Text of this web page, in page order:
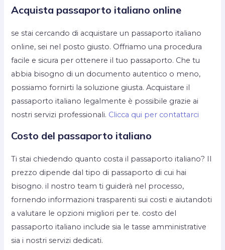
Acquista passaporto italiano online
se stai cercando di acquistare un passaporto italiano
online, sei nel posto giusto. Offriamo una procedura
facile e sicura per ottenere il tuo passaporto. Che tu
abbia bisogno di un documento autentico o meno,
possiamo fornirti la soluzione giusta. Acquistare il
passaporto italiano legalmente è possibile grazie ai
nostri servizi professionali. Clicca qui per contattarci
Costo del passaporto italiano
Ti stai chiedendo quanto costa il passaporto italiano? Il
prezzo dipende dal tipo di passaporto di cui hai
bisogno. il nostro team ti guiderà nel processo,
fornendo informazioni trasparenti sui costi e aiutandoti
a valutare le opzioni migliori per te. costo del
passaporto italiano include sia le tasse amministrative
sia i nostri servizi dedicati.